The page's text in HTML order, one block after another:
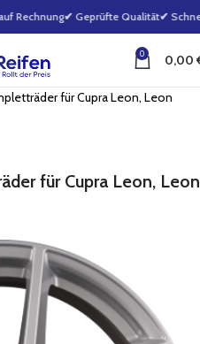
Rechnung✔ Geprüfte Qualität✔
0 0,00
für Cupra Leon, Leon
für Cupra Leon, Leon